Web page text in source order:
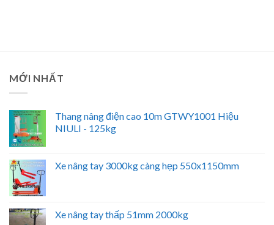
MỚI NHẤT
Thang nâng điện cao 10m GTWY1001 Hiệu
NIULI - 125kg
Xe nâng tay 3000kg càng hẹp 550x1150mm
Xe nâng tay thấp 51mm 2000kg